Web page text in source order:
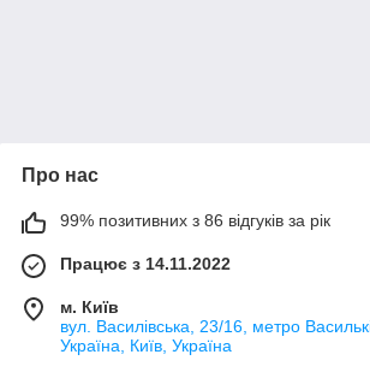
Про нас
99% позитивних з 86 відгуків за рік
Працює з 14.11.2022
м. Київ
вул. Василівська, 23/16, метро
Україна, Київ, Україна